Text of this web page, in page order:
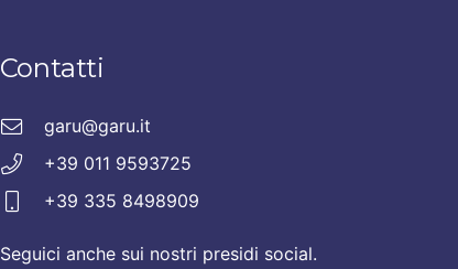
Contatti
garu@garu.it
+39 011 9593725
+39 335 8498909
Seguici anche sui nostri presidi social.